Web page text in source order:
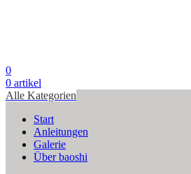
0
0 artikel
Alle Kategorien
Start
Anleitungen
Galerie
Über baoshi